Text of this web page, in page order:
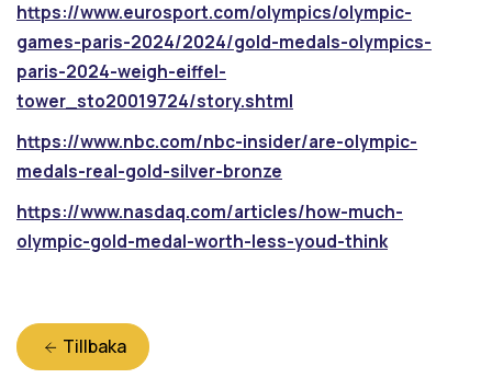
https://www.eurosport.com/olympics/olympic-
games-paris-2024/2024/gold-medals-olympics-
paris-2024-weigh-eiffel-
tower_sto20019724/story.shtml
https://www.nbc.com/nbc-insider/are-olympic-
medals-real-gold-silver-bronze
https://www.nasdaq.com/articles/how-much-
olympic-gold-medal-worth-less-youd-think
Tillbaka